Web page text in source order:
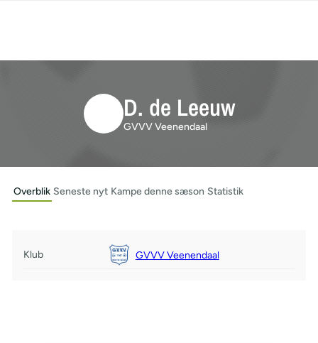
D. de Leeuw
GVVV Veenendaal
Overblik Seneste nyt Kampe denne sæson Statistik
Klub GVVV Veenendaal